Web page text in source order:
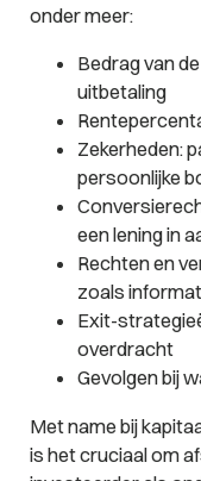
onder meer:
Bedrag van
uitbetaling
Zekerheden:
persoonlijke
een lening in
Rechten en
zoals
Exit-
overdracht
Gevolgen bij
Met name bij
is het cruciaal om